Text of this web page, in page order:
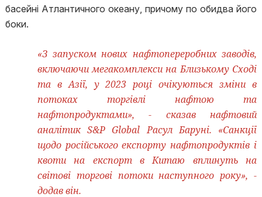
басейні Атлантичного океану, причому по обидва його
боки.
«З запуском нових нафтопереробних заводів,
включаючи мегакомплекси на Близькому Сході
та в Азії, у 2023 році очікуються зміни в
потоках торгівлі нафтою та
нафтопродуктами», - сказав нафтовий
аналітик S&P Global Расул Баруні. «Санкції
щодо російського експорту нафтопродуктів і
квоти на експорт в Китаю вплинуть на
світові торгові потоки наступного року», -
додав він.